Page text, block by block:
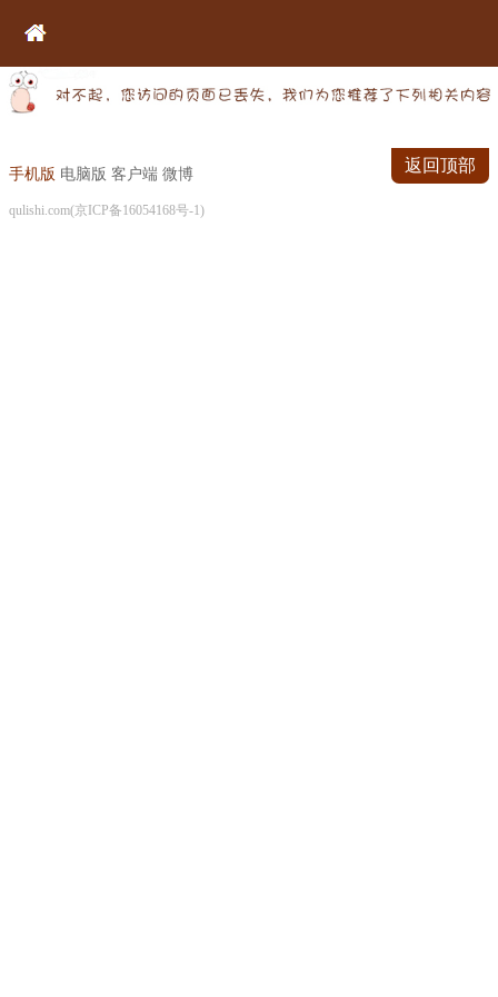
手机版 电脑版 客户端 微博
qulishi.com(京ICP备16054168号-1)
返回顶部